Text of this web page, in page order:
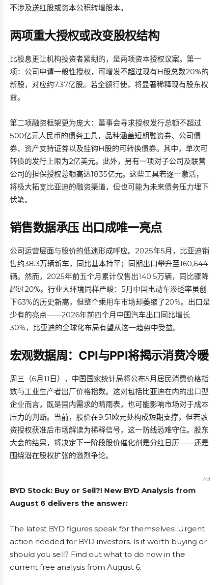
不涉及送红股或资本公积转增股本。
两项重大授权或改变股权结构
比股息更让机构投资者紧绷的，是两项资本授权议案。第一
项：公司申请一般性授权，可增发不超过现有H股总数20%的
新股，对应约7.37亿股。若全额行使，将显著稀释现有股东权
益。
第二项融资框架更为庞大：董事会寻求授权发行总额不超过
500亿元人民币的债务工具，品种涵盖短期融资券、公司债
券、资产支持证券以及挂钩H股的可转换债券。其中，单次可
转债的发行上限为2亿美元。此外，另有一项对子公司及联营
公司的担保授权总额高达1835亿元。这些工具若逐一激活，
将极大拓宽比亚迪的融资渠道，但也可能为未来债务压力埋下
伏笔。
销售数据承压 出口成唯一亮点
公司运营层面与股价的低迷形成呼应。2025年5月，比亚迪销
售约38.3万辆新车，同比基本持平；同期出口攀升至160,644
辆。然而，2025年前五个月累计仅售出140.5万辆，同比骤降
超过20%。行业大环境同样严峻：5月中国电动车渗透率虽创
下63%的历史新高，但整个乘用车市场却萎缩了20%。出口是
少有的亮点——2026年前四个月中国汽车出口同比增长
30%，比亚迪的全球化布局有望从这一趋势中受益。
宏观数据周：CPI与PPI将揭示消费冷暖
周三（6月11日），中国国家统计局将公布5月居民消费价格指
数与工业生产者出厂价格指数。这对包括比亚迪在内的出口型
企业而言，既是国内需求的晴雨表，也可能影响市场对于成本
压力的判断。当前，股价在9.51欧元处构成短期支撑，但若融
资授权获准后市场解读为稀释信号，这一防线恐难守住。股东
大会的结果，将决定下一阶段股价催化剂是分红日历——还是
围绕潜在股权扩张的激烈争论。
Ad
BYD Stock: Buy or Sell?! New BYD Analysis from
August 6 delivers the answer:
The latest BYD figures speak for themselves: Urgent
action needed for BYD investors. Is it worth buying or
should you sell? Find out what to do now in the
current free analysis from August 6.